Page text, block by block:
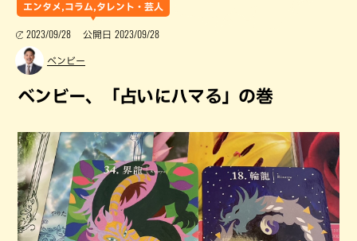
エンタメ,コラム,タレント・芸人
2023/09/28 公開日 2023/09/28
ベンビー
ベンビー、「占いにハマる」の巻